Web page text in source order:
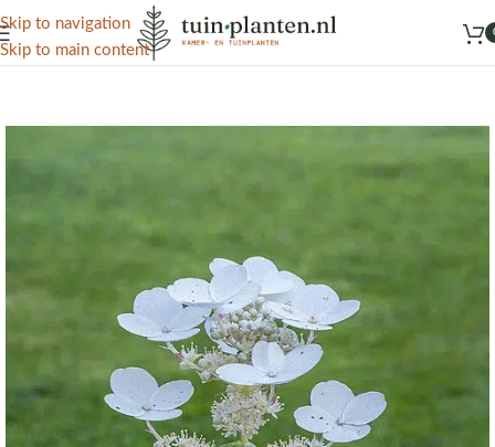
Skip to navigation
Skip to main content
Het grootste aanbod kamer- en tuinplanten
Home/ Kennisbank/Sierplanten